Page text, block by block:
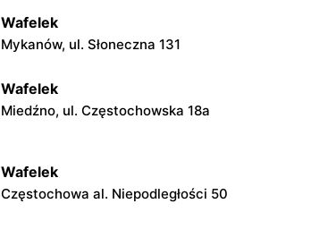
Wafelek
Mykanów, ul. Słoneczna 131
Wafelek
Miedźno, ul. Częstochowska 18a
Wafelek
Częstochowa al. Niepodległości 50